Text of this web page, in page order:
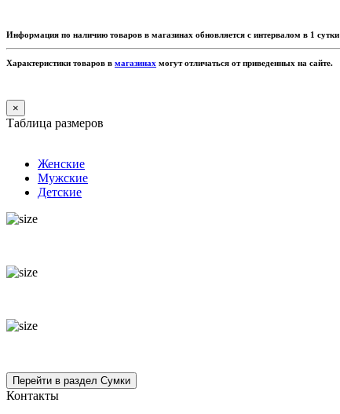
Информация по наличию товаров в магазинах обновляется с интервалом в 1 сутки
Характеристики товаров в магазинах могут отличаться от приведенных на сайте.
×
Таблица размеров
Женские
Мужские
Детские
Контакты